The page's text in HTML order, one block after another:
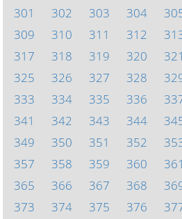
301
302 303 304
309
310 311 312
317
318 319 320 321
325
326 327 328
333
334 335 336
341
342 343 344
349
350 351 352
357
358 359 360 361
365
366 367 368
373
374 375 376